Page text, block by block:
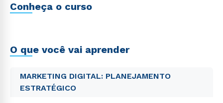
Conheça o curso
O que você vai aprender
MARKETING DIGITAL: PLANEJAMENTO
ESTRATÉGICO